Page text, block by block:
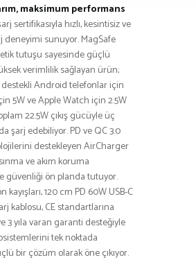
maksimum performans
sertifikasıyla hızlı, kesintisiz ve
deneyimi sunuyor. MagSafe
tutuşu sayesinde güçlü
verimlilik sağlayan ürün;
Android telefonlar için
5W ve Apple Watch için 2.5W
22.5W çıkış gücüyle üç
şarj edebiliyor. PD ve QC 3.0
destekleyen AirCharger
ve akım koruma
güvenliği ön planda tutuyor.
kayışları, 120 cm PD 60W USB-C
kablosu, CE standartlarına
3 yıla varan garanti desteğiyle
tek noktada
bir çözüm olarak öne çıkıyor.